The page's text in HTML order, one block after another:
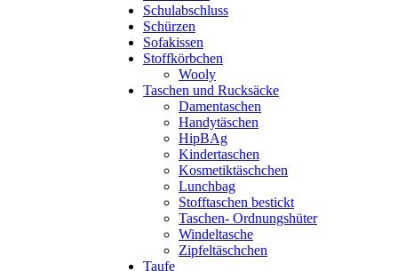
Schulabschluss
Schürzen
Sofakissen
Stoffkörbchen
Wooly
Taschen und Rucksäcke
Damentaschen
Handytäschen
HipBAg
Kindertaschen
Kosmetiktäschchen
Lunchbag
Stofftaschen bestickt
Taschen- Ordnungshüter
Windeltasche
Zipfeltäschchen
Taufe